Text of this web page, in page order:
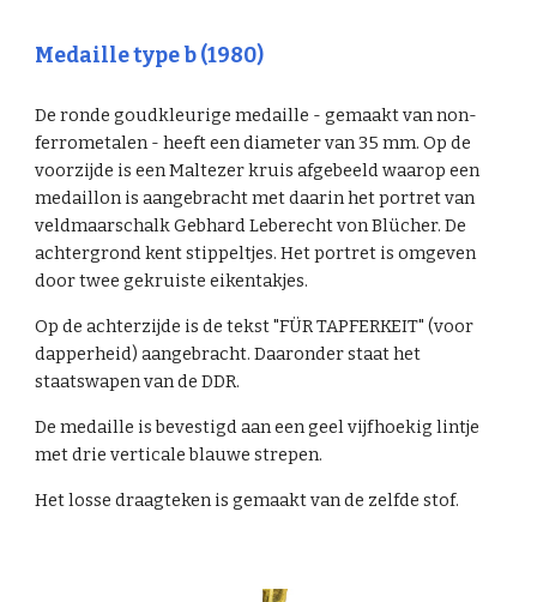
Medaille type b (1980)
De ronde goudkleurige medaille - gemaakt van non-
ferrometalen - heeft een diameter van 35 mm. Op de
voorzijde is een Maltezer kruis afgebeeld waarop een
medaillon is aangebracht met daarin het portret van
veldmaarschalk Gebhard Leberecht von Blücher. De
achtergrond kent stippeltjes. Het portret is omgeven
door twee gekruiste eikentakjes.
Op de achterzijde is de tekst "FÜR TAPFERKEIT" (voor
dapperheid) aangebracht. Daaronder staat het
staatswapen van de DDR.
De medaille is bevestigd aan een geel vijfhoekig lintje
met drie verticale blauwe strepen.
Het losse draagteken is gemaakt van de zelfde stof.